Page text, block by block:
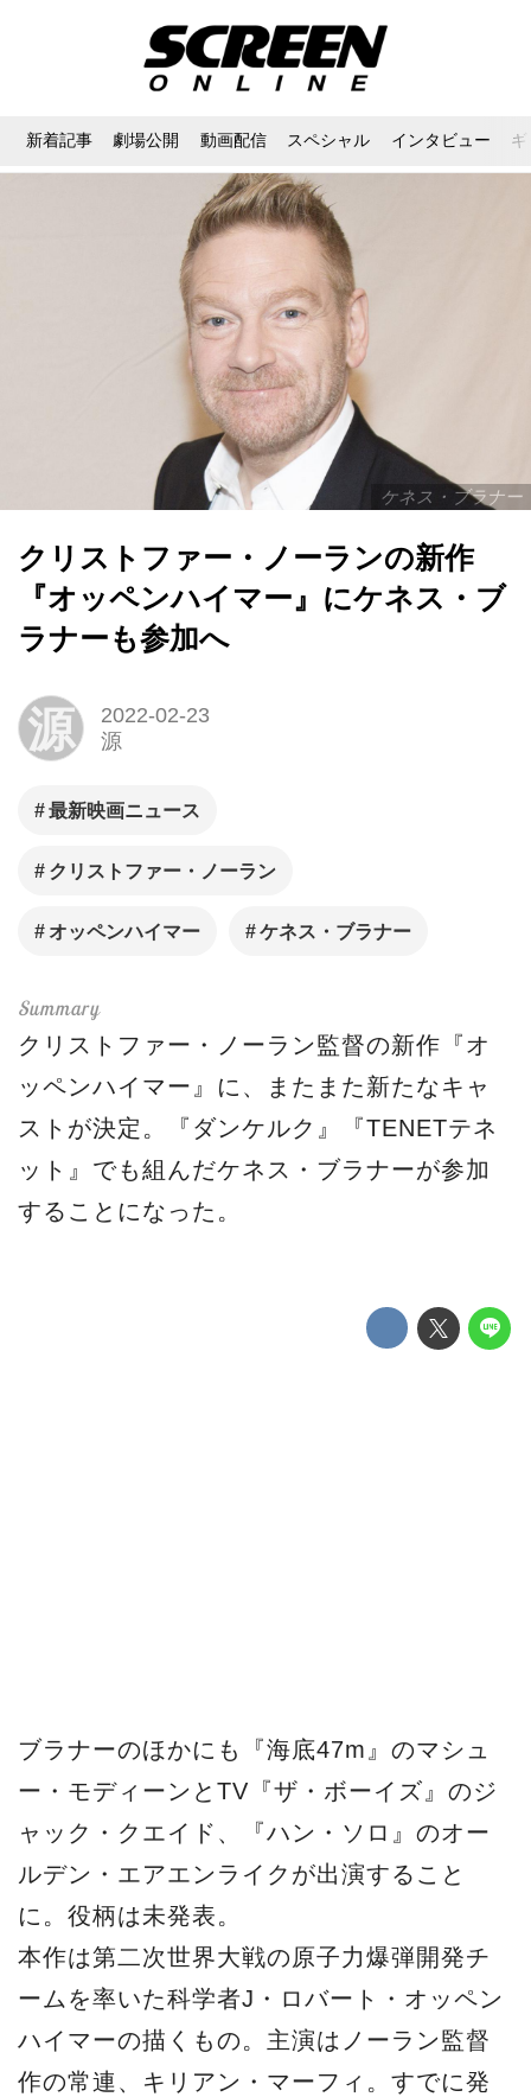
新着記事 劇場公開 動画配信 スペシャル インタビュー
ケネス・ブラナー
クリストファー・ノーランの新作
『オッペンハイマー』にケネス・ブ
ラナーも参加へ
源
2022-02-23
源
最新映画ニュース
クリストファー・ノーラン
オッペンハイマー ケネス・ブラナー
クリストファー・ノーラン監督の新作『オ
ッペンハイマー』に、またまた新たなキャ
ストが決定。『ダンケルク』『TENETテネ
ット』でも組んだケネス・ブラナーが参加
することになった。
ブラナーのほかにも『海底47m』のマシュ
ー・モディーンとTV『ザ・ボーイズ』のジ
ャック・クエイド、『ハン・ソロ』のオー
ルデン・エアエンライクが出演すること
に。役柄は未発表。
本作は第二次世界大戦の原子力爆弾開発チ
ームを率いた科学者J・ロバート・オッペン
ハイマーの描くもの。主演はノーラン監督
作の常連、キリアン・マーフィ。すでに発